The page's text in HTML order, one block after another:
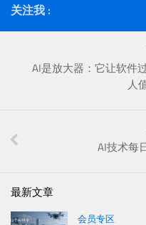
关注我 :
AI是放大器：它让软件
人
AI技术每
最新文章
会员专区